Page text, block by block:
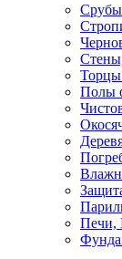
Торцы
Полы
Печи,